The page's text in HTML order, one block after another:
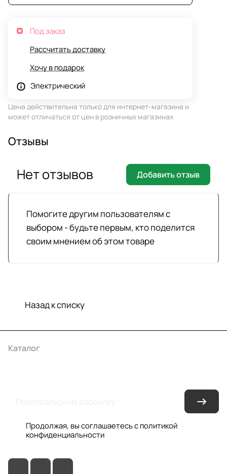
Под заказ
Рассчитать доставку
Хочу в подарок
Электрический
Цена действительна только для интернет-магазина и
может отличаться от цен в розничных магазинах
Отзывы
Помогите другим пользователям с
выбором - будьте первым, кто поделится
своим мнением об этом товаре
Нет отзывов Добавить отзыв
Назад к списку
Каталог
Продолжая, вы соглашаетесь с политикой
конфиденциальности